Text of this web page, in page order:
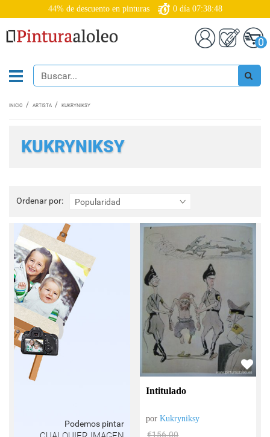
44% de descuento en pinturas 0 día 07:38:46
0
INICIO ARTISTA KUKRYNIKSY
KUKRYNIKSY
Ordenar por: Popularidad
Ordenar
por:
Podemos pintar
Intitulado
porKukryniksy
€156.00